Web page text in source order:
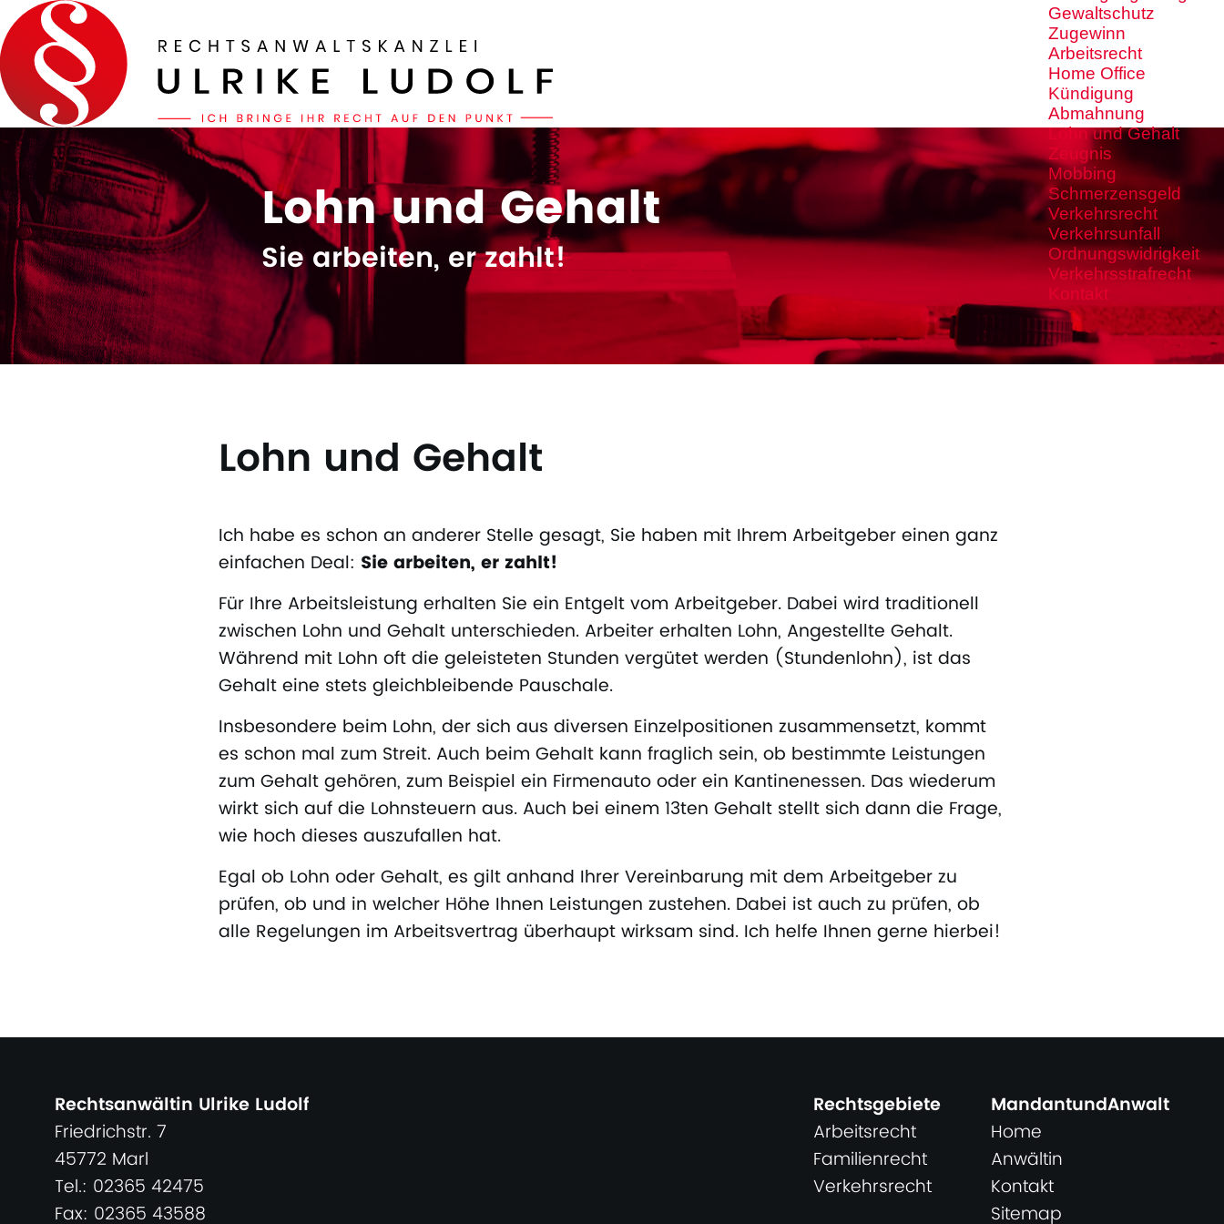
Gewaltschutz
Zugewinn
Arbeitsrecht
Home Office
Kündigung
Abmahnung
Lohn und Gehalt
Zeugnis
Mobbing
Schmerzensgeld
Verkehrsrecht
Verkehrsunfall
Ordnungswidrigkeit
Verkehrsstrafrecht
Kontakt
Lohn und Gehalt
Sie arbeiten, er zahlt!
Lohn und Gehalt
Ich habe es schon an anderer Stelle gesagt, Sie haben mit Ihrem Arbeitgeber einen ganz
einfachen Deal: Sie arbeiten, er zahlt!
Für Ihre Arbeitsleistung erhalten Sie ein Entgelt vom Arbeitgeber. Dabei wird traditionell
zwischen Lohn und Gehalt unterschieden. Arbeiter erhalten Lohn, Angestellte Gehalt.
Während mit Lohn oft die geleisteten Stunden vergütet werden (Stundenlohn), ist das
Gehalt eine stets gleichbleibende Pauschale.
Insbesondere beim Lohn, der sich aus diversen Einzelpositionen zusammensetzt, kommt
es schon mal zum Streit. Auch beim Gehalt kann fraglich sein, ob bestimmte Leistungen
zum Gehalt gehören, zum Beispiel ein Firmenauto oder ein Kantinenessen. Das wiederum
wirkt sich auf die Lohnsteuern aus. Auch bei einem 13ten Gehalt stellt sich dann die Frage,
wie hoch dieses auszufallen hat.
Egal ob Lohn oder Gehalt, es gilt anhand Ihrer Vereinbarung mit dem Arbeitgeber zu
prüfen, ob und in welcher Höhe Ihnen Leistungen zustehen. Dabei ist auch zu prüfen, ob
alle Regelungen im Arbeitsvertrag überhaupt wirksam sind. Ich helfe Ihnen gerne hierbei!
Rechtsanwältin Ulrike Ludolf
Friedrichstr. 7
45772 Marl
Tel.: 02365 42475
Fax: 02365 43588
Rechtsgebiete
Arbeitsrecht
Familienrecht
Verkehrsrecht
MandantundAnwalt
Home
Anwältin
Kontakt
Sitemap